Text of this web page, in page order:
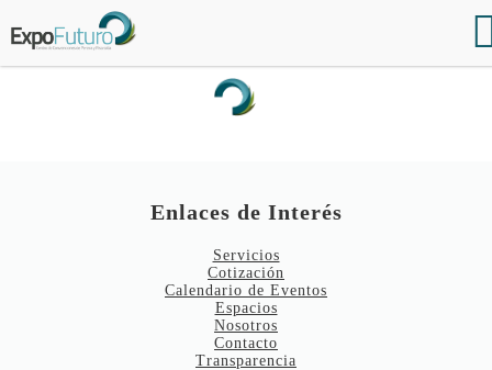
Enlaces de Interés
Servicios
Cotización
Calendario de Eventos
Espacios
Nosotros
Contacto
Transparencia